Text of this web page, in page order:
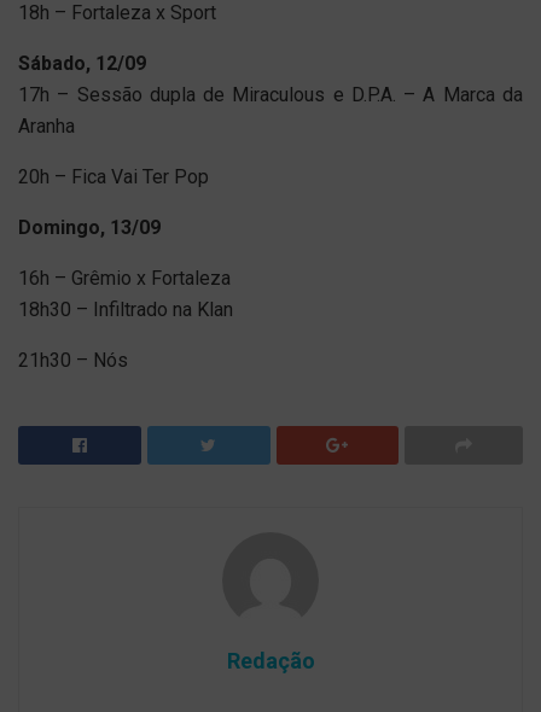
18h – Fortaleza x Sport
Sábado, 12/09
17h – Sessão dupla de Miraculous e D.P.A. – A Marca da
Aranha
20h – Fica Vai Ter Pop
Domingo, 13/09
16h – Grêmio x Fortaleza
18h30 – Infiltrado na Klan
21h30 – Nós
Redação